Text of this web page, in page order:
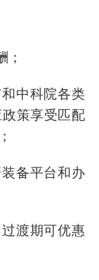
；
中科院各类
策享受匹配
备平台和办
渡期可优惠